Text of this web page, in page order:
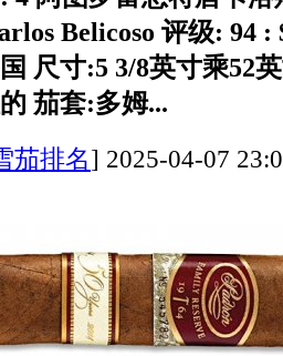
Belicoso 评级: 94 :
尺寸:5 3/8英寸乘52
茄套:多姆...
茄排名] 2025-04-07